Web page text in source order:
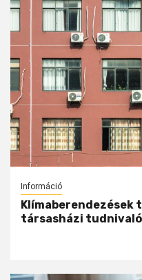
Információ
Klímaberendezések
társasházi